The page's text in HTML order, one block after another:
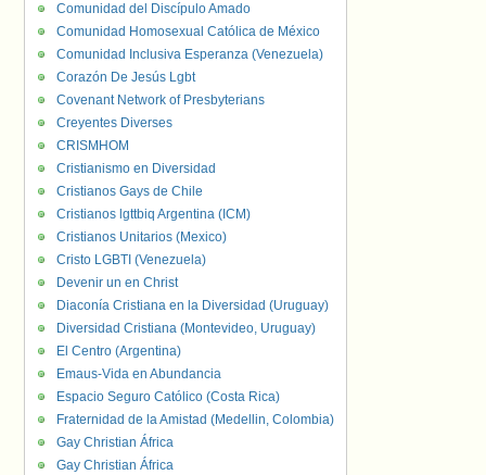
Comunidad del Discípulo Amado
Comunidad Homosexual Católica de México
Comunidad Inclusiva Esperanza (Venezuela)
Corazón De Jesús Lgbt
Covenant Network of Presbyterians
Creyentes Diverses
CRISMHOM
Cristianismo en Diversidad
Cristianos Gays de Chile
Cristianos lgttbiq Argentina (ICM)
Cristianos Unitarios (Mexico)
Cristo LGBTI (Venezuela)
Devenir un en Christ
Diaconía Cristiana en la Diversidad (Uruguay)
Diversidad Cristiana (Montevideo, Uruguay)
El Centro (Argentina)
Emaus-Vida en Abundancia
Espacio Seguro Católico (Costa Rica)
Fraternidad de la Amistad (Medellin, Colombia)
Gay Christian África
Gay Christian África